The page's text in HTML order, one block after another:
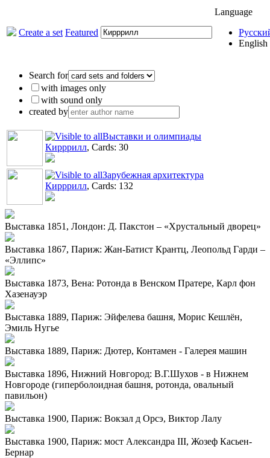
Create a set Featured
Language
English
Search for
with images only
with sound only
created by
Выставки и олимпиады
Кирррилл, Cards: 30
Зарубежная архитектура
Кирррилл, Cards: 132
Выставка 1851, Лондон: Д. Пакстон – «Хрустальный дворец»
Выставка 1867, Париж: Жан-Батист Крантц, Леопольд Гарди –
«Эллипс»
Выставка 1873, Вена: Ротонда в Венском Пратере, Карл фон
Хазенауэр
Выставка 1889, Париж: Эйфелева башня, Морис Кешлён,
Эмиль Нугье
Выставка 1889, Париж: Дютер, Контамен - Галерея машин
Выставка 1896, Нижний Новгород: В.Г.Шухов - в Нижнем
Новгороде (гиперболоидная башня, ротонда, овальный
павильон)
Выставка 1900, Париж: Вокзал д Орсэ, Виктор Лалу
Выставка 1900, Париж: мост Александра III, Жозеф Касьен-
Бернар